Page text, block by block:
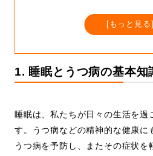
もっと見る
1. 睡眠とうつ病の基本知
睡眠は、私たちが日々の生活を過
す。うつ病などの精神的な健康に
うつ病を予防し、またその症状を